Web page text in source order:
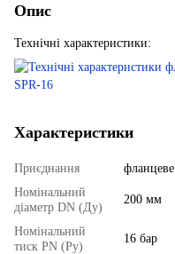
Опис
Технічні характеристики:
Характеристики
Приєднання
фланцеве
Номінальний
діаметр DN (Ду)
200 мм
Номінальний
тиск PN (Ру)
16 бар